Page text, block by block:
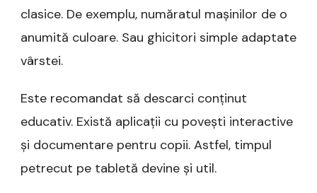
clasice. De exemplu, număratul mașinilor de o
anumită culoare. Sau ghicitori simple adaptate
vârstei.
Este recomandat să descarci conținut
educativ. Există aplicații cu povești interactive
și documentare pentru copii. Astfel, timpul
petrecut pe tabletă devine și util.